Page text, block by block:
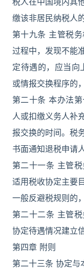
缴该非居民纳税人
第十九条 主管税
过程中，发现不能
定待遇的，应当向
或情报交换程序的
第二十条 本办法
人或扣缴义务人补
报交换的时间。税
书面通知退税申请
第二十一条 主管
适用税收协定主要
一般反避税规则的
第二十二条 主管
协定待遇情况建立
第四章 附则
第二十三条 协定与